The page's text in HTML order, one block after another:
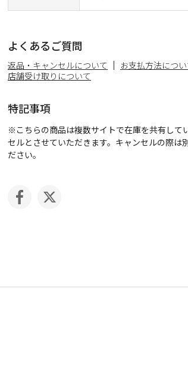
よくあるご質問
返品・キャンセルについて お支払方法につい
店舗受け取りについて
特記事項
※こちらの商品は複数サイトで在庫を共有して
セルとさせていただきます。キャンセルの際は
ださい。